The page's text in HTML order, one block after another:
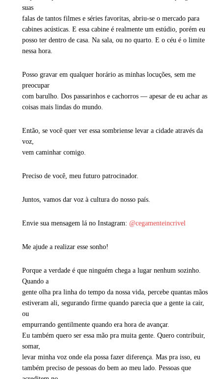
suas
falas de tantos filmes e séries favoritas, abriu-se o mercado para
cabines acústicas. E essa cabine é realmente um estúdio, porém eu
posso ter dentro de casa. Na sala, ou no quarto. E o céu é o limite
nessa hora.
Posso gravar em qualquer horário as minhas locuções, sem me
preocupar
com barulho. Dos passarinhos e cachorros — apesar de eu achar as
coisas mais lindas do mundo.
Então, se você quer ver essa sombriense levar a cidade através da
voz,
vem caminhar comigo.
Preciso de você, meu futuro patrocinador.
Juntos, vamos dar voz à cultura do nosso país.
Envie sua mensagem lá no Instagram: @cegamenteincrivel
Me ajude a realizar esse sonho!
Porque a verdade é que ninguém chega a lugar nenhum sozinho.
Quando a
gente olha pra linha do tempo da nossa vida, percebe quantas mãos
estiveram ali, segurando firme quando parecia que a gente ia cair,
ou
empurrando gentilmente quando era hora de avançar.
Eu também quero ser essa mão pra muita gente. Quero contribuir,
somar,
levar minha voz onde ela possa fazer diferença. Mas pra isso, eu
também preciso de pessoas do bem ao meu lado. Pessoas que